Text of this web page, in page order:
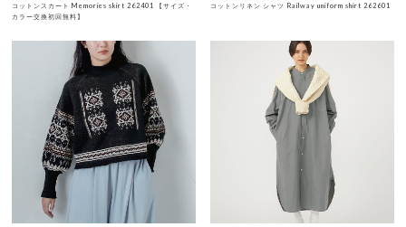
コットンスカート Memories skirt 262401 【サイズ・
カラー交換初回無料】
コットンリネン シャツ Railway uniform shirt 262601